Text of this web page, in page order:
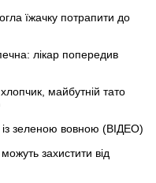
їжачку потрапити до
лікар попередив
майбутній тато
із зеленою вовною (ВІДЕО)
захистити від